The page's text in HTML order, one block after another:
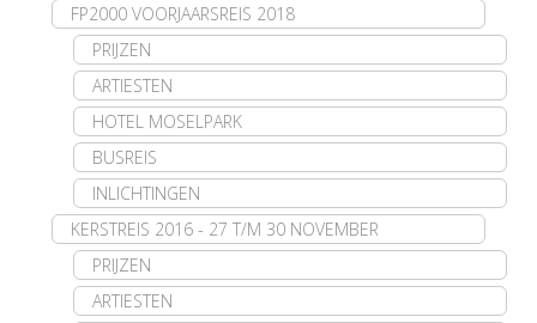
FP2000 VOORJAARSREIS 2018
PRIJZEN
ARTIESTEN
HOTEL MOSELPARK
BUSREIS
INLICHTINGEN
KERSTREIS 2016 - 27 T/M 30 NOVEMBER
PRIJZEN
ARTIESTEN